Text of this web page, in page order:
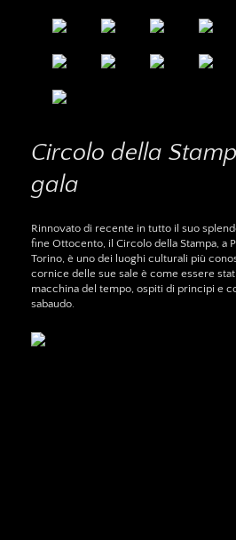
Circolo della
gala
Rinnovato di recente in tutto il suo
fine Ottocento, il Circolo della Stampa, a
Torino, è uno dei luoghi culturali più
cornice delle sue sale è come essere
macchina del tempo, ospiti di principi e
sabaudo.